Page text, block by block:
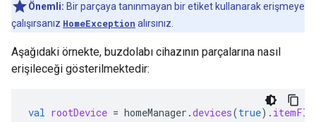
Önemli: Bir parçaya tanınmayan bir etiket kullanarak erişmeye
çalışırsanız HomeException alırsınız.
Aşağıdaki örnekte, buzdolabı cihazının parçalarına nasıl
erişileceği gösterilmektedir:
val rootDevice = homeManager .devices(true).